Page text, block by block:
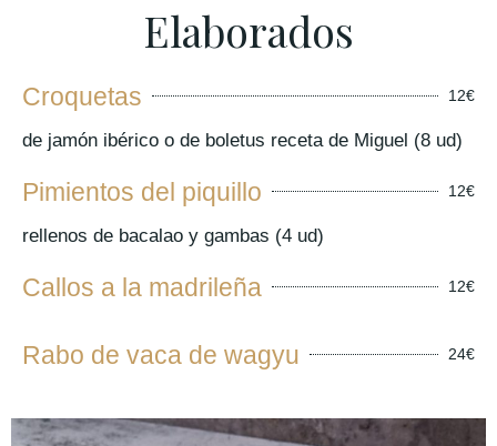
Elaborados
Croquetas 12€
de jamón ibérico o de boletus receta de Miguel (8 ud)
Pimientos del piquillo 12€
rellenos de bacalao y gambas (4 ud)
Callos a la madrileña 12€
Rabo de vaca de wagyu 24€